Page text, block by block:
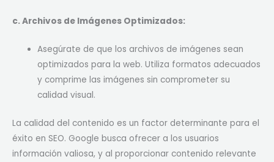
c. Archivos de Imágenes Optimizados:
Asegúrate de que los archivos de imágenes sean
optimizados para la web. Utiliza formatos adecuados
y comprime las imágenes sin comprometer su
calidad visual.
La calidad del contenido es un factor determinante para el
éxito en SEO. Google busca ofrecer a los usuarios
información valiosa, y al proporcionar contenido relevante